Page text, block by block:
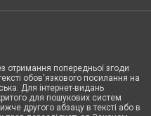
отримання попередньої згоди
обов'язкового посилання на
Для інтернет-видань
для пошукових систем
другого абзацу в тексті або в